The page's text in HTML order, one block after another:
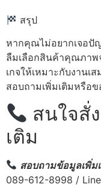
สรุป
หากคุณไม่อยากเจอปั
ลืมเลือกสินค้าคุณภาพ
เกจให้เหมาะกับงานเส
สอบถามเพิ่มเติมหรือ
สนใจสั่
เติม
สอบถามข้อมูลเพิ่ม
089-612-8998 /